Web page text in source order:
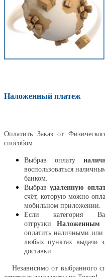
Наложенный платеж
Оплатить Заказ от
способом:
Выбрав оплату
воспользоваться
банком.
Выбравудаленную
счёт, которую можно
мобильном приложении.
Если категория
отгрузки Наложенным
оплатить наличными или
любых пунктах выдачи
доставки.
Независимо от выбранного